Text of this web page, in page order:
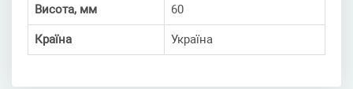
Висота, мм 60
Країна Україна